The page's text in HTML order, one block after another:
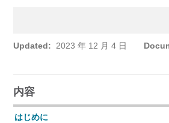
Updated: 2023 年 12 月 4 日
内容
はじめに